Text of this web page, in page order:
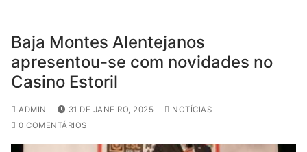
Baja Montes Alentejanos
apresentou-se com novidades no
Casino Estoril
ADMIN 31 DE JANEIRO, 2025
NOTÍCIAS
0 COMENTÁRIOS